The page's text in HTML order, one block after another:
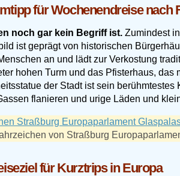
für Wochenendreise nach
noch gar kein Begriff ist. Zumindest
ist geprägt von historischen
an und lädt zur Verkostung
hohen Turm und das Pfisterhaus,
der Stadt ist sein
flanieren und urige Läden und
von Straßburg
für Kurztrips in Europa